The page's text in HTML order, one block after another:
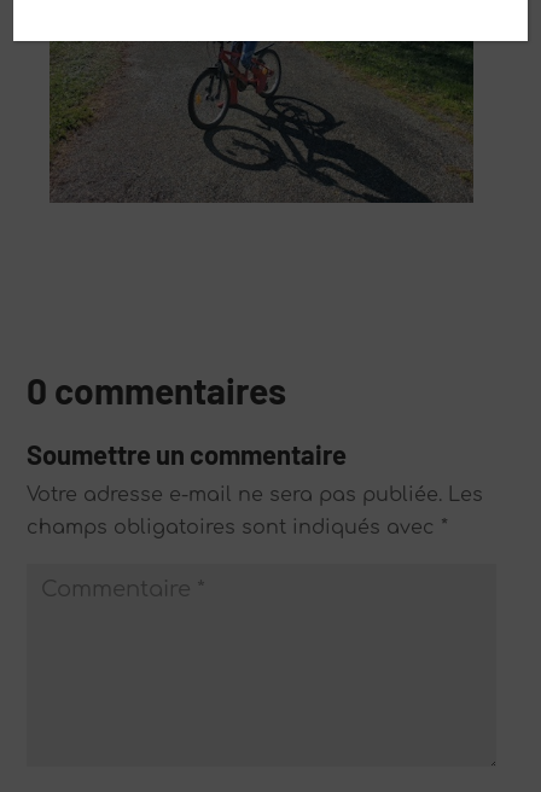
0 commentaires
Soumettre un commentaire
Votre adresse e-mail ne sera pas publiée. Les
champs obligatoires sont indiqués avec *